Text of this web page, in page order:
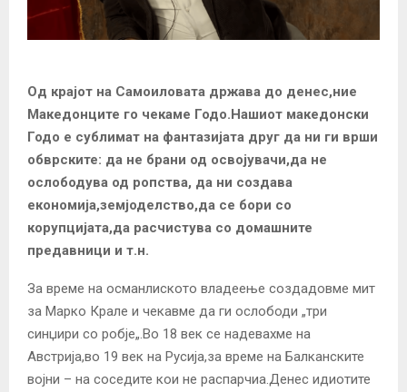
Од крајот на Самоиловата држава до денес,ние
Македонците го чекаме Годо.Нашиот македонски
Годо е сублимат на фантазијата друг да ни ги врши
обврските: да не брани од освојувачи,да не
ослободува од ропства, да ни создава
економија,земјоделство,да се бори со
корупцијата,да расчистува со домашните
предавници и т.н.
За време на османлиското владеење создадовме мит
за Марко Крале и чекавме да ги ослободи „три
синџири со робје„.Во 18 век се надевахме на
Австрија,во 19 век на Русија,за време на Балканските
војни – на соседите кои не распарчиа.Денес идиотите